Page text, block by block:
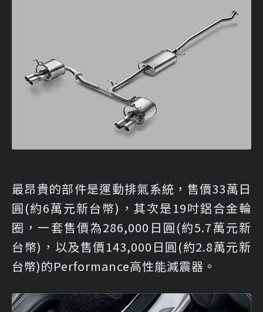
最昂貴的部件是運動排氣系統，售價33萬日
圓(約6萬元新台幣)，其次是19吋鋁合金輪
圈，一套售價為286,000日圓(約5.7萬元新
台幣)，以及售價143,000日圓(約2.8萬元新
台幣)的Performance高性能減震器。